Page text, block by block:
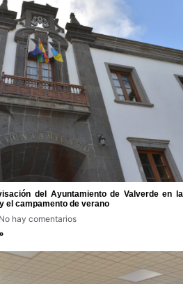
del Ayuntamiento de Valverde en la
el campamento de verano
No hay comentarios